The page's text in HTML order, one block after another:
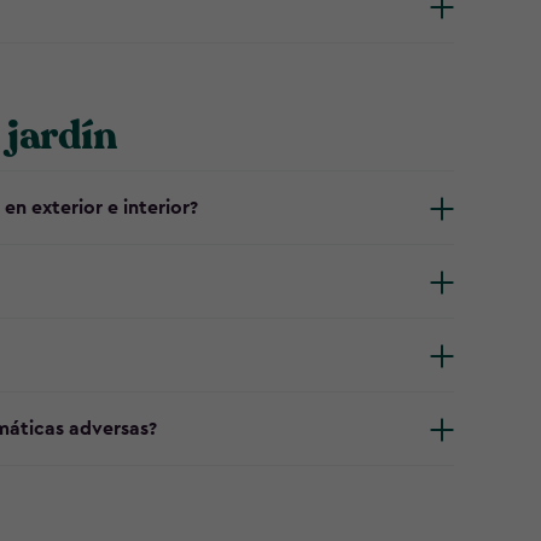
jardín
en exterior e interior?
adversas?